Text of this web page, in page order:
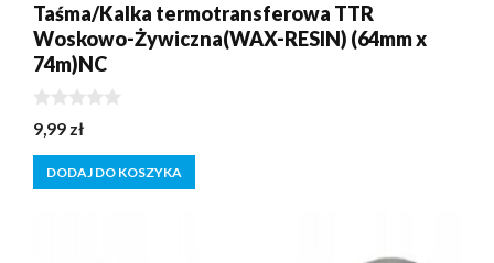
Taśma/Kalka termotransferowa TTR
Woskowo-Żywiczna(WAX-RESIN) (64mm x
74m)NC
0
z
5
9,99 zł
DODAJ DO KOSZYKA